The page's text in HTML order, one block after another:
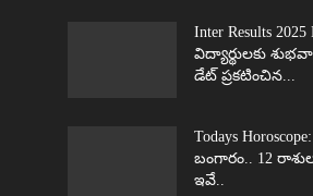
Inter Results
విద్యార్థులకు
డేట్ ప్రకటించిన...
Todays
బంగారం.. 12
ఇవే..